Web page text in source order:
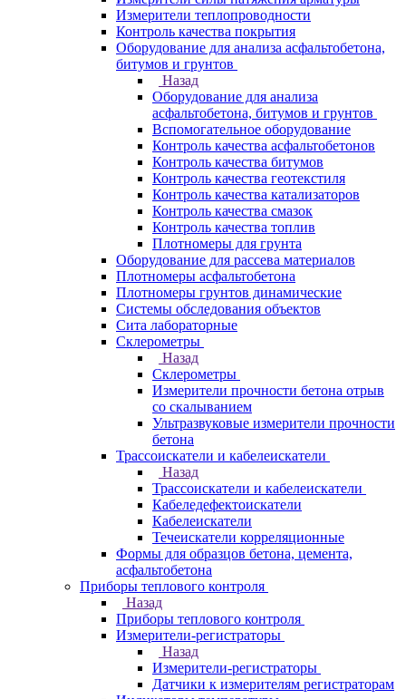
Измерители теплопроводности
Контроль качества покрытия
Оборудование для анализа асфальтобетона,
битумов и грунтов
Назад
Оборудование для анализа
асфальтобетона, битумов и грунтов
Вспомогательное оборудование
Контроль качества асфальтобетонов
Контроль качества битумов
Контроль качества геотекстиля
Контроль качества катализаторов
Контроль качества смазок
Контроль качества топлив
Плотномеры для грунта
Оборудование для рассева материалов
Плотномеры асфальтобетона
Плотномеры грунтов динамические
Системы обследования объектов
Сита лабораторные
Склерометры
Назад
Склерометры
Измерители прочности бетона отрыв
со скалыванием
Ультразвуковые измерители прочности
бетона
Трассоискатели и кабелеискатели
Назад
Трассоискатели и кабелеискатели
Кабеледефектоискатели
Кабелеискатели
Течеискатели корреляционные
Формы для образцов бетона, цемента,
асфальтобетона
Приборы теплового контроля
Назад
Приборы теплового контроля
Измерители-регистраторы
Назад
Измерители-регистраторы
Датчики к измерителям регистраторам